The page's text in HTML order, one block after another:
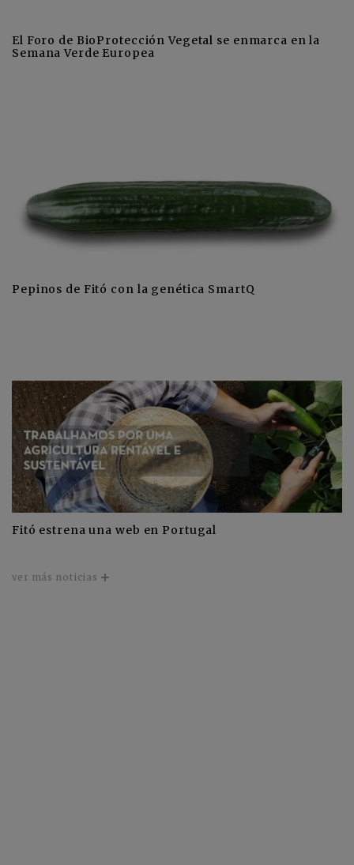
El Foro de BioProtección Vegetal se enmarca en la
Semana Verde Europea
Pepinos de Fitó con la genética SmartQ
Fitó estrena una web en Portugal
ver más noticias